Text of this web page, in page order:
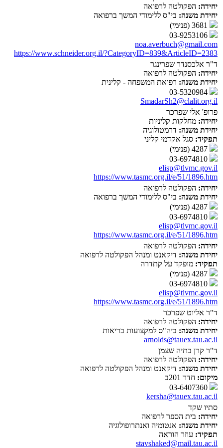
יחידה: הפקולטה לרפואה
יחידת משנה: בי"ס ללימודי המשך ברפואה
noa.averbuch@gmail.com
https://www.schneider.org.il/?CategoryID=839&ArticleID=2383
ד"ר אלכסנדר שפרינגר
יחידה: הפקולטה לרפואה
יחידת משנה: רפואת המשפחה - קלינית
SmadarSh2@clalit.org.il
פרופ' אלי שפרכר
יחידה: מחלקות קליניות
יחידת משנה: דרמטולוגיה
תפקיד: סגל אקדמי קליני
elisp@tlvmc.gov.il
https://www.tasmc.org.il/e/51/1896.htm
יחידה: הפקולטה לרפואה
יחידת משנה: בי"ס ללימודי המשך ברפואה
elisp@tlvmc.gov.il
https://www.tasmc.org.il/e/51/1896.htm
יחידה: הפקולטה לרפואה
יחידת משנה: דיקאנט ומנהל הפקולטה לרפואה
תפקיד: מופקד על קתדרה
elisp@tlvmc.gov.il
https://www.tasmc.org.il/e/51/1896.htm
ד"ר אליוט שפרכר
יחידה: הפקולטה לרפואה
יחידת משנה: ביה"ס למקצועות בריאות
arnolds@tauex.tau.ac.il
ד"ר קרן בתיה שצמן
יחידה: הפקולטה לרפואה
יחידת משנה: דיקאנט ומנהל הפקולטה לרפואה
מיקום: חדר 201ב
kersha@tauex.tau.ac.il
סתיו שקד
יחידה: בית הספר לרפואה
יחידת משנה: אנטומיה ואנתרופולוגיה
תפקיד: עוזר הוראה
stavshaked@mail.tau.ac.il